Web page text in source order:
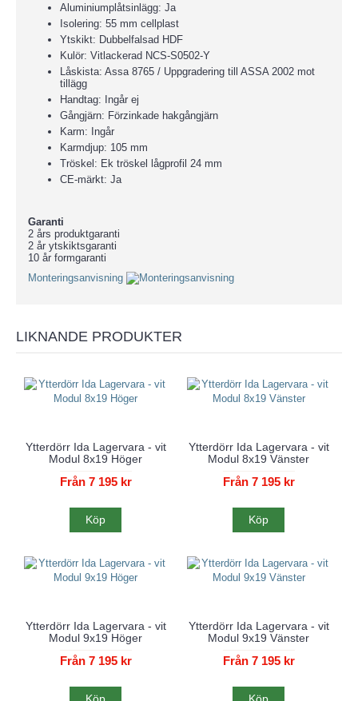
Aluminiumplåtsinlägg: Ja
Isolering: 55 mm cellplast
Ytskikt: Dubbelfalsad HDF
Kulör: Vitlackerad NCS-S0502-Y
Låskista: Assa 8765 / Uppgradering till ASSA 2002 mot
tillägg
Handtag: Ingår ej
Gångjärn: Förzinkade hakgångjärn
Karm: Ingår
Karmdjup: 105 mm
Tröskel: Ek tröskel lågprofil 24 mm
CE-märkt: Ja
Garanti
2 års produktgaranti
2 år ytskiktsgaranti
10 år formgaranti
Monteringsanvisning
LIKNANDE PRODUKTER
Ytterdörr Ida Lagervara - vit
Modul 8x19 Höger
Från 7 195 kr
Köp
Ytterdörr Ida Lagervara - vit
Modul 8x19 Vänster
Från 7 195 kr
Köp
Ytterdörr Ida Lagervara - vit
Modul 9x19 Höger
Från 7 195 kr
Ytterdörr Ida Lagervara - vit
Modul 9x19 Vänster
Från 7 195 kr